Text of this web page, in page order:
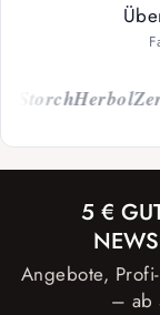
StorchHerbol
5 €
Angebote,
– ab